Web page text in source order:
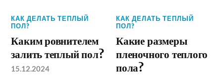
КАК ДЕЛАТЬ ТЕПЛЫЙ
ПОЛ?
Каким ровнителем
залить теплый пол?
15.12.2024
КАК ДЕЛАТЬ ТЕПЛЫЙ
ПОЛ?
Какие размеры
пленочного теплого
пола?